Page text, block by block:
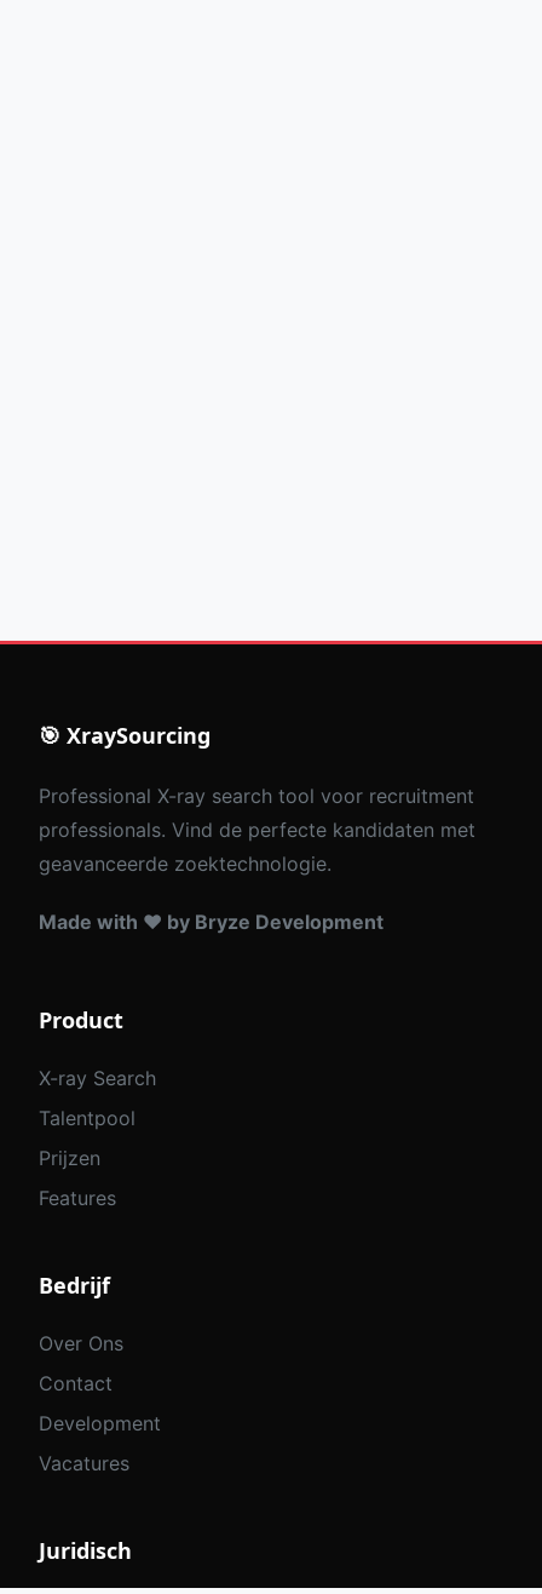
🎯 XraySourcing
Professional X-ray search tool voor recruitment
professionals. Vind de perfecte kandidaten met
geavanceerde zoektechnologie.
Made with ❤️ by Bryze Development
Product
X-ray Search
Talentpool
Prijzen
Features
Bedrijf
Over Ons
Contact
Development
Vacatures
Juridisch